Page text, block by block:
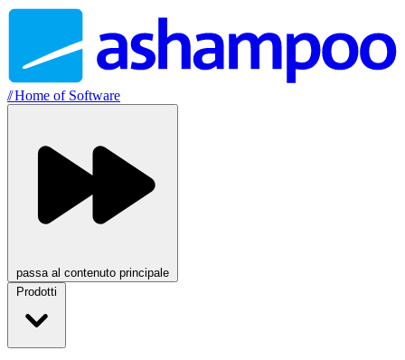
//Home of Software
passa al contenuto principale
Prodotti